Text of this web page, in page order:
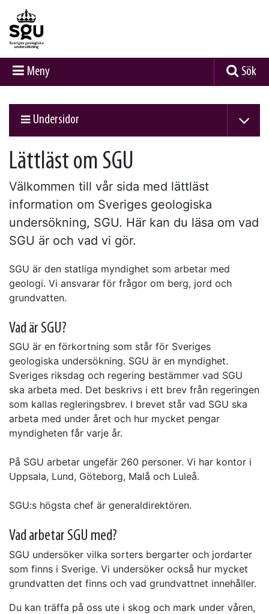
Meny Sök
Undersidor
Lättläst om SGU
Välkommen till vår sida med lättläst
information om Sveriges geologiska
undersökning, SGU. Här kan du läsa om vad
SGU är och vad vi gör.
SGU är den statliga myndighet som arbetar med
geologi. Vi ansvarar för frågor om berg, jord och
grundvatten.
Vad är SGU?
SGU är en förkortning som står för Sveriges
geologiska undersökning. SGU är en myndighet.
Sveriges riksdag och regering bestämmer vad SGU
ska arbeta med. Det beskrivs i ett brev från regeringen
som kallas regleringsbrev. I brevet står vad SGU ska
arbeta med under året och hur mycket pengar
myndigheten får varje år.
På SGU arbetar ungefär 260 personer. Vi har kontor i
Uppsala, Lund, Göteborg, Malå och Luleå.
SGU:s högsta chef är generaldirektören.
Vad arbetar SGU med?
SGU undersöker vilka sorters bergarter och jordarter
som finns i Sverige. Vi undersöker också hur mycket
grundvatten det finns och vad grundvattnet innehåller.
Du kan träffa på oss ute i skog och mark under våren,